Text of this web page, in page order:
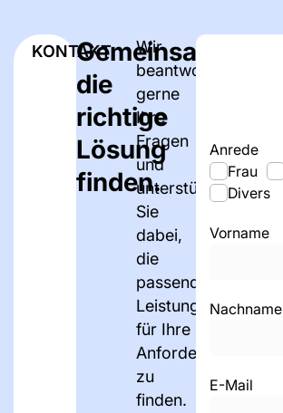
KONTAKTGemeinsam
die
richtige
Lösung
finden.
Wir
beantworten
gerne
Ihre
Fragen
und
unterstützen
Sie
dabei,
die
passenden
Leistungen
für Ihre
Anforderungen
zu
finden.
Anrede
Frau
Divers
Vorname
Nachname
E-Mail